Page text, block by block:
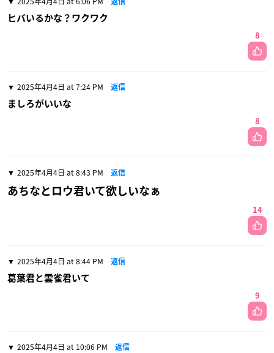
ヒバいるかな？ワクワク
8
2025年4月4日 at 7:24 PM 返信
ましろがいいな
8
2025年4月4日 at 8:43 PM 返信
あちなとロウ君いて欲しいなぁ
14
2025年4月4日 at 8:44 PM 返信
葛葉君と雲雀君いて
9
2025年4月4日 at 10:06 PM 返信